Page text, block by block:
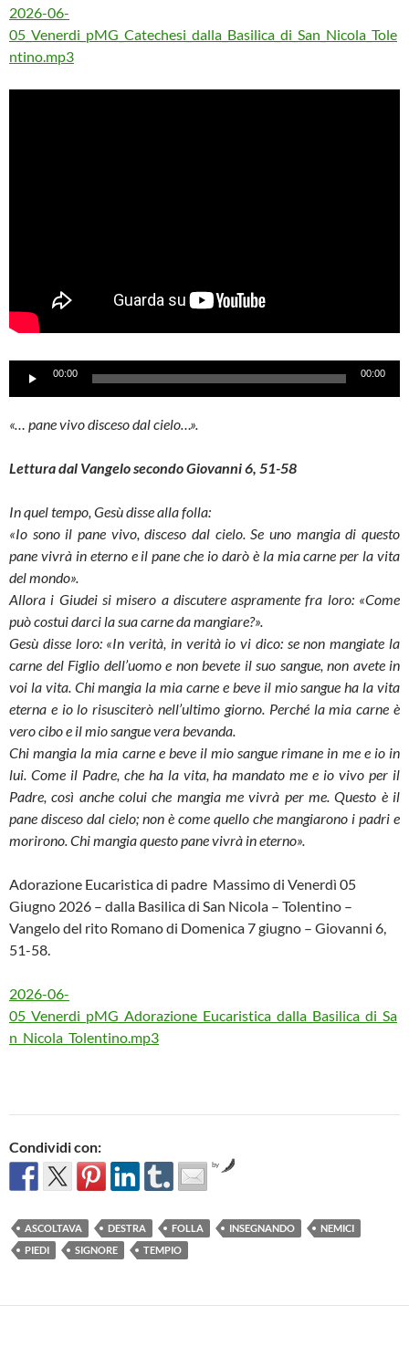
2026-06-
05_Venerdi_pMG_Catechesi_dalla_Basilica_di_San_Nicola_Tole
ntino.mp3
Audio
00:00 00:00
«… pane vivo disceso dal cielo…».
Lettura dal Vangelo secondo Giovanni 6, 51-58
In quel tempo, Gesù disse alla folla:
«Io sono il pane vivo, disceso dal cielo. Se uno mangia di questo
pane vivrà in eterno e il pane che io darò è la mia carne per la vita
del mondo».
Allora i Giudei si misero a discutere aspramente fra loro: «Come
può costui darci la sua carne da mangiare?».
Gesù disse loro: «In verità, in verità io vi dico: se non mangiate la
carne del Figlio dell’uomo e non bevete il suo sangue, non avete in
voi la vita. Chi mangia la mia carne e beve il mio sangue ha la vita
eterna e io lo risusciterò nell’ultimo giorno. Perché la mia carne è
vero cibo e il mio sangue vera bevanda.
Chi mangia la mia carne e beve il mio sangue rimane in me e io in
lui. Come il Padre, che ha la vita, ha mandato me e io vivo per il
Padre, così anche colui che mangia me vivrà per me. Questo è il
pane disceso dal cielo; non è come quello che mangiarono i padri e
morirono. Chi mangia questo pane vivrà in eterno».
Adorazione Eucaristica di padre Massimo di Venerdì 05
Giugno 2026 – dalla Basilica di San Nicola – Tolentino –
Vangelo del rito Romano di Domenica 7 giugno – Giovanni 6,
51-58.
2026-06-
05_Venerdi_pMG_Adorazione_Eucaristica_dalla_Basilica_di_Sa
n_Nicola_Tolentino.mp3
Condividi con:
by
ASCOLTAVA DESTRA FOLLA INSEGNANDO
NEMICI
PIEDI
SIGNORE TEMPIO